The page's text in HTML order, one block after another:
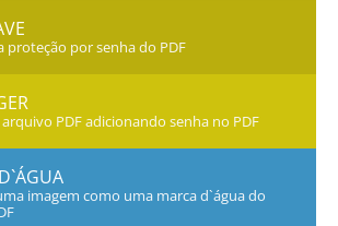
proteção por senha do PDF
PDF adicionando senha no PDF
imagem como uma marca d`água do